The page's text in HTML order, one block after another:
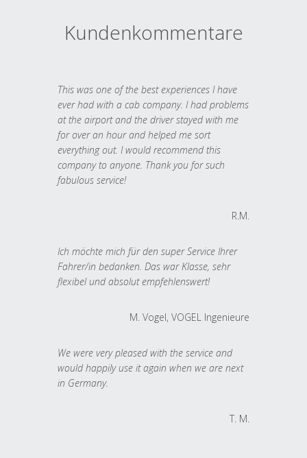
Kundenkommentare
This was one of the best experiences I have
ever had with a cab company. I had problems
at the airport and the driver stayed with me
for over an hour and helped me sort
everything out. I would recommend this
company to anyone. Thank you for such
fabulous service!
R.M.
Ich möchte mich für den super Service Ihrer
Fahrer/in bedanken. Das war Klasse, sehr
flexibel und absolut empfehlenswert!
M. Vogel, VOGEL Ingenieure
We were very pleased with the service and
would happily use it again when we are next
in Germany.
T. M.